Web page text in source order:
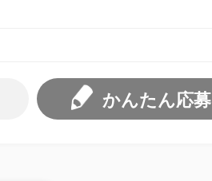
かんたん応募